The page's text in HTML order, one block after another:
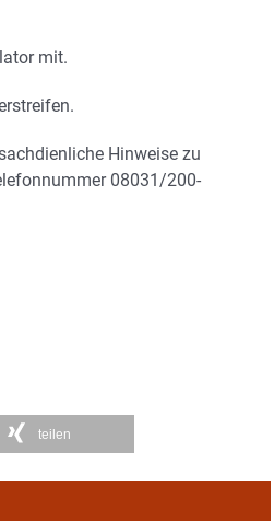
mit.
Hinweise zu
08031/200-
teilen